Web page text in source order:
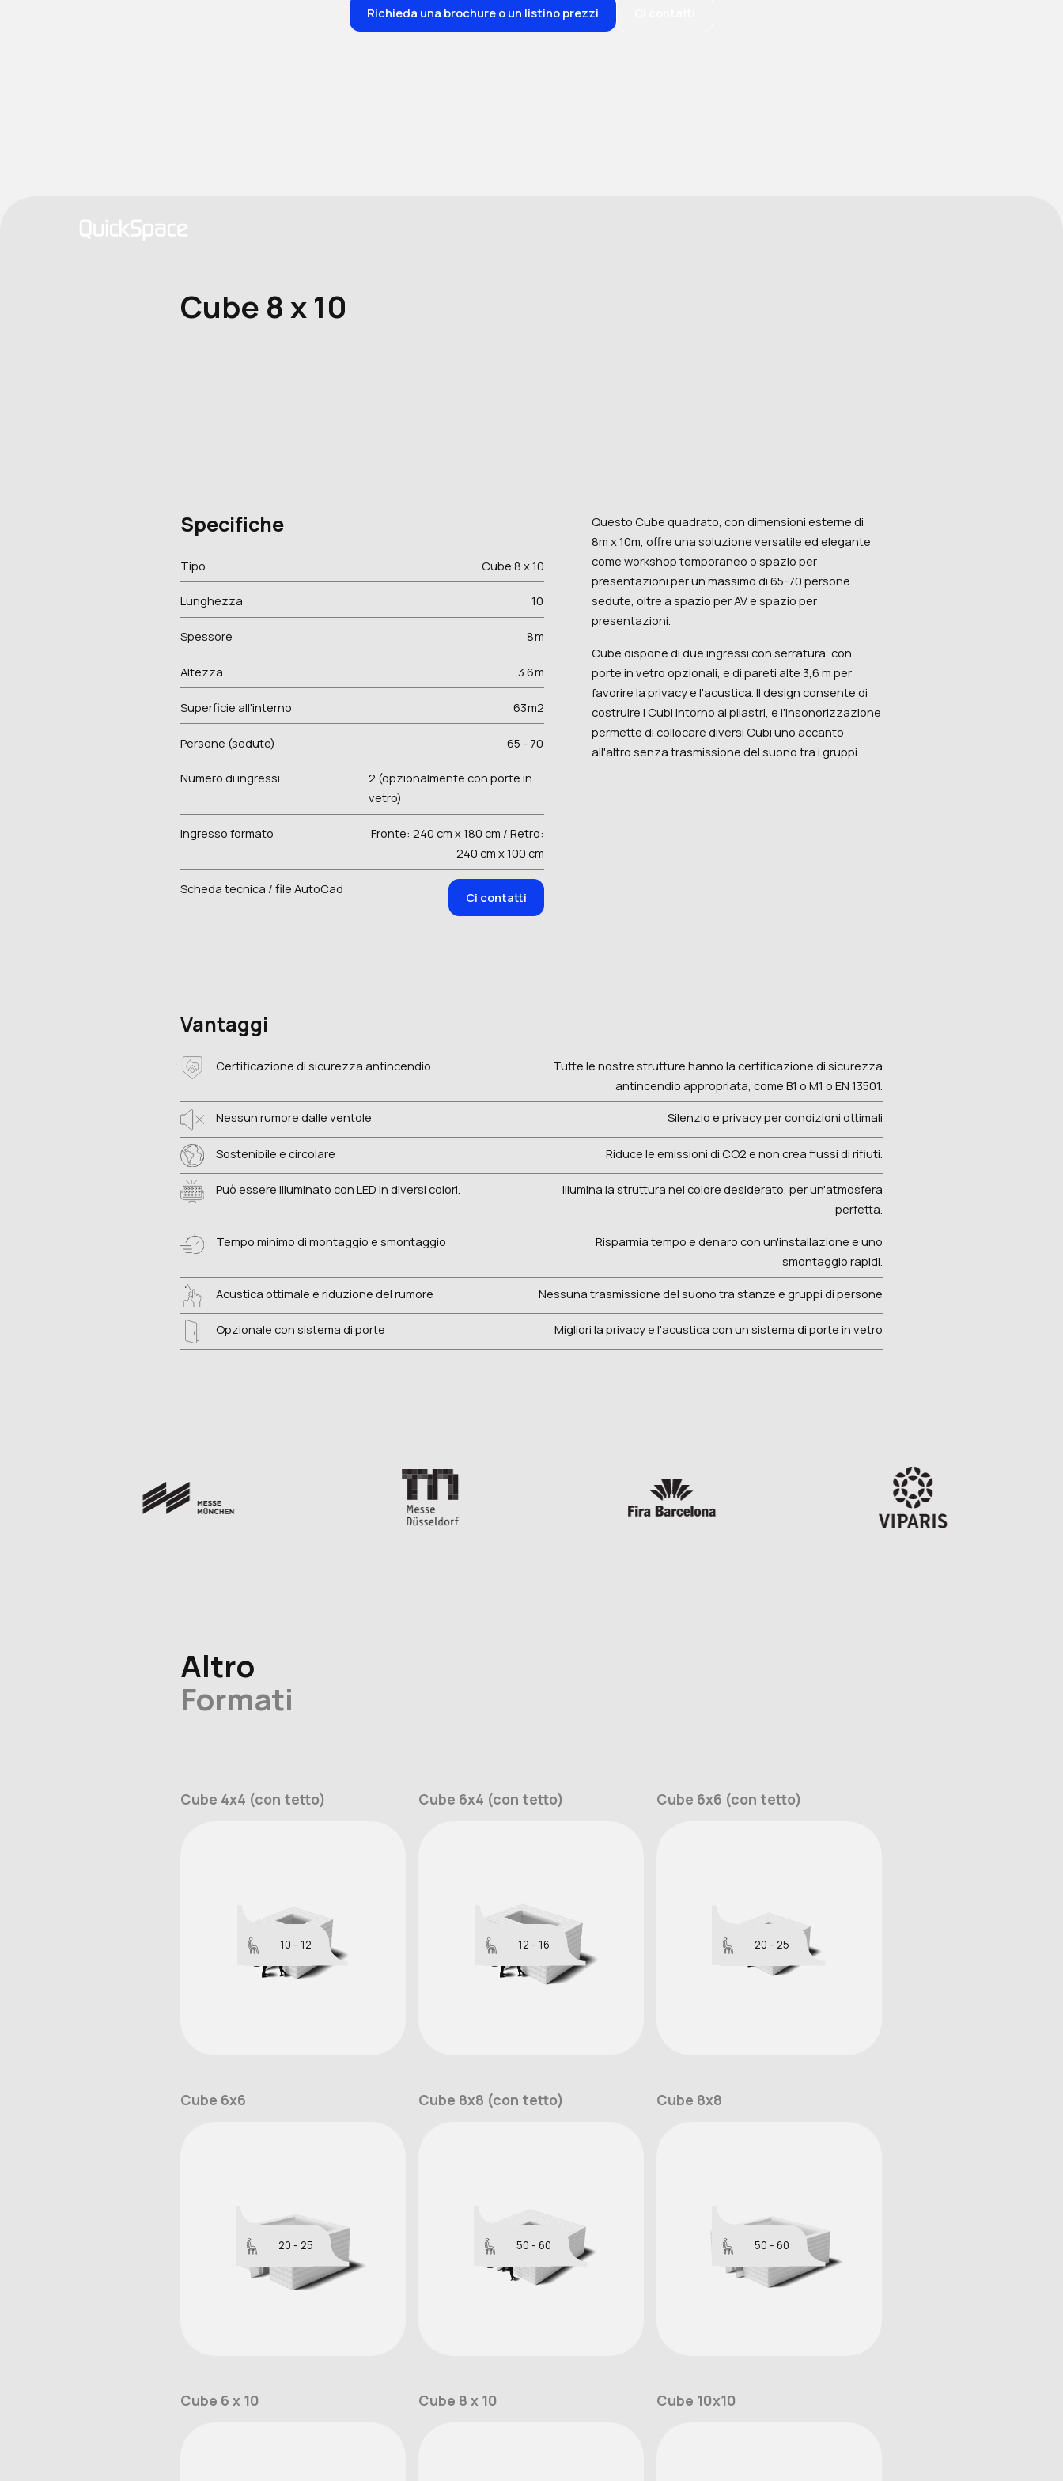
Richieda una brochure o un listino prezzi
Cube 8 x 10
Specifiche
Tipo Cube 8 x 10
Lunghezza 10
Spessore 8m
Altezza 3.6m
Superficie all'interno 63m2
Persone (sedute) 65 - 70
Numero di ingressi
2 (opzionalmente con porte in
vetro)
Ingresso formato
Fronte: 240 cm x 180 cm / Retro:
240 cm x 100 cm
Scheda tecnica / file AutoCad
Ci contatti
Questo Cube quadrato, con dimensioni esterne di
8m x 10m, offre una soluzione versatile ed elegante
come workshop temporaneo o spazio per
presentazioni per un massimo di 65-70 persone
sedute, oltre a spazio per AV e spazio per
presentazioni.
Cube dispone di due ingressi con serratura, con
porte in vetro opzionali, e di pareti alte 3,6 m per
favorire la privacy e l'acustica. Il design consente di
costruire i Cubi intorno ai pilastri, e l'insonorizzazione
permette di collocare diversi Cubi uno accanto
all'altro senza trasmissione del suono tra i gruppi.
Vantaggi
Certificazione di sicurezza antincendio
Tutte le nostre strutture hanno la certificazione di sicurezza
antincendio appropriata, come B1 o M1 o EN 13501.
Nessun rumore dalle ventole Silenzio e privacy per condizioni ottimali
Sostenibile e circolare Riduce le emissioni di CO2 e non crea flussi di rifiuti.
Può essere illuminato con LED in diversi colori.
Illumina la struttura nel colore desiderato, per un'atmosfera
perfetta.
Tempo minimo di montaggio e smontaggio
Risparmia tempo e denaro con un'installazione e uno
smontaggio rapidi.
Acustica ottimale e riduzione del rumore Nessuna trasmissione del suono tra stanze e gruppi di persone
Opzionale con sistema di porte Migliori la privacy e l'acustica con un sistema di porte in vetro
Altro
Formati
Cube 4x4 (con tetto)
10 - 12
Cube 6x4 (con tetto)
12 - 16
Cube 6x6 (con tetto)
20 - 25
Cube 6x6
20 - 25
Cube 8x8 (con tetto)
50 - 60
Cube 8x8
50 - 60
Cube 6 x 10 Cube 8 x 10 Cube 10x10